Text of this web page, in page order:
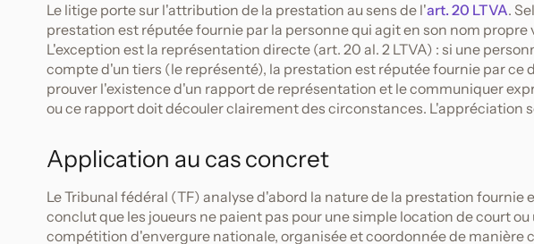
Le litige porte sur l'attribution de la prestation au sens de l'art. 20 LTVA.
prestation est réputée fournie par la personne qui agit en son nom
L'exception est la représentation directe (art. 20 al. 2 LTVA) : si une
compte d'un tiers (le représenté), la prestation est réputée fournie par ce
prouver l'existence d'un rapport de représentation et le communiquer
ou ce rapport doit découler clairement des circonstances. L'appréciation
Application au cas concret
Le Tribunal fédéral (TF) analyse d'abord la nature de la prestation
conclut que les joueurs ne paient pas pour une simple location de court
compétition d'envergure nationale, organisée et coordonnée de manière